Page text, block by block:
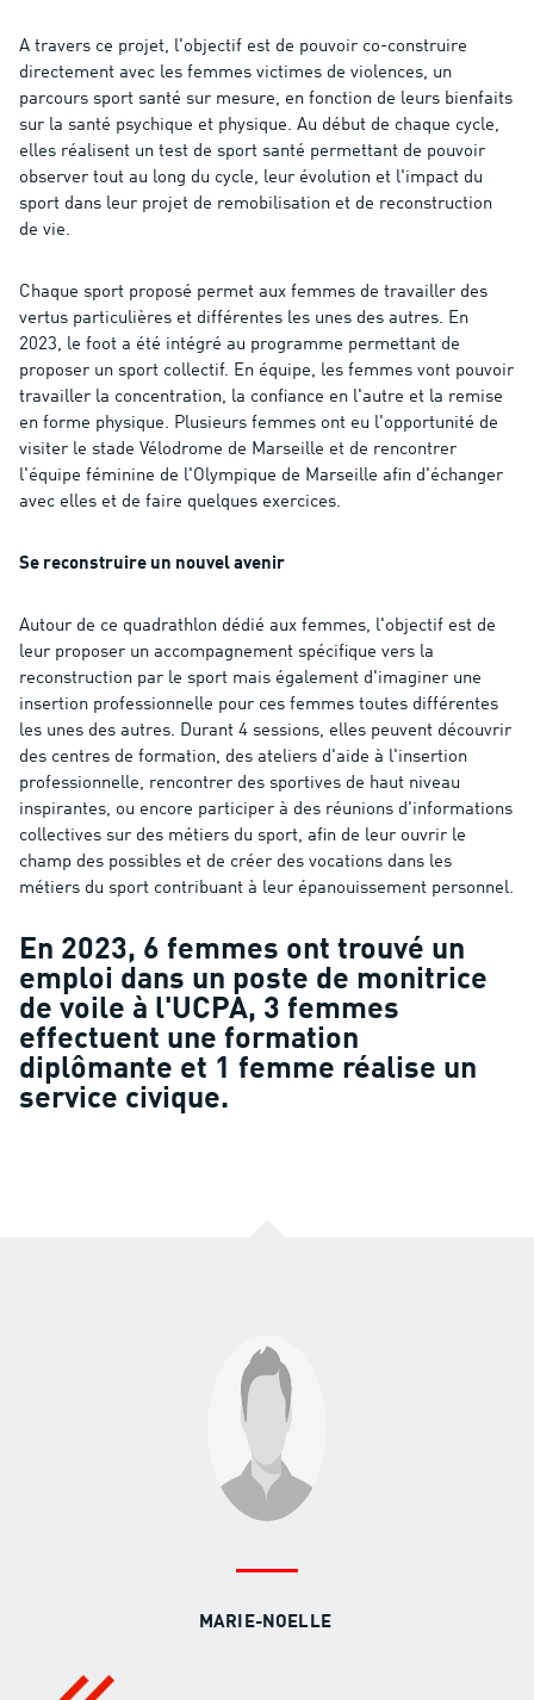
A travers ce projet, l'objectif est de pouvoir co-construire
directement avec les femmes victimes de violences, un
parcours sport santé sur mesure, en fonction de leurs bienfaits
sur la santé psychique et physique. Au début de chaque cycle,
elles réalisent un test de sport santé permettant de pouvoir
observer tout au long du cycle, leur évolution et l'impact du
sport dans leur projet de remobilisation et de reconstruction
de vie.
Chaque sport proposé permet aux femmes de travailler des
vertus particulières et différentes les unes des autres. En
2023, le foot a été intégré au programme permettant de
proposer un sport collectif. En équipe, les femmes vont pouvoir
travailler la concentration, la confiance en l'autre et la remise
en forme physique. Plusieurs femmes ont eu l'opportunité de
visiter le stade Vélodrome de Marseille et de rencontrer
l'équipe féminine de l'Olympique de Marseille afin d'échanger
avec elles et de faire quelques exercices.
Se reconstruire un nouvel avenir
Autour de ce quadrathlon dédié aux femmes, l'objectif est de
leur proposer un accompagnement spécifique vers la
reconstruction par le sport mais également d'imaginer une
insertion professionnelle pour ces femmes toutes différentes
les unes des autres. Durant 4 sessions, elles peuvent découvrir
des centres de formation, des ateliers d'aide à l'insertion
professionnelle, rencontrer des sportives de haut niveau
inspirantes, ou encore participer à des réunions d'informations
collectives sur des métiers du sport, afin de leur ouvrir le
champ des possibles et de créer des vocations dans les
métiers du sport contribuant à leur épanouissement personnel.
En 2023, 6 femmes ont trouvé un
emploi dans un poste de monitrice
de voile à l'UCPA, 3 femmes
effectuent une formation
diplômante et 1 femme réalise un
service civique.
MARIE-NOELLE